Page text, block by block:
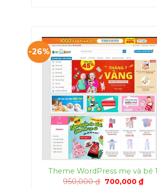
-26%
Theme WordPress mẹ và bé 1
950,000₫ Giá
700,000 ₫Giá